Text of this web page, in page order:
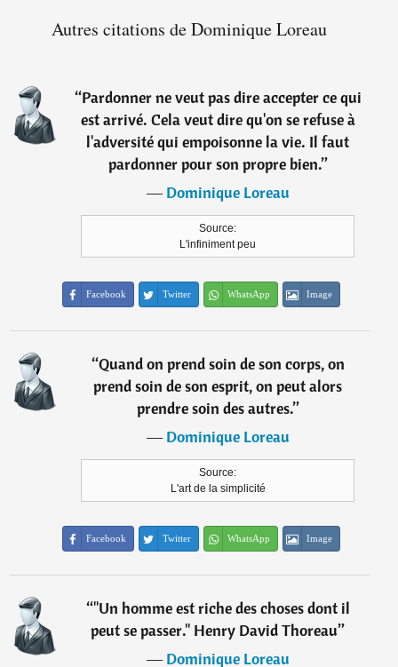
Autres citations de Dominique Loreau
“Pardonner ne veut pas dire accepter ce qui
est arrivé. Cela veut dire qu'on se refuse à
l'adversité qui empoisonne la vie. Il faut
pardonner pour son propre bien.”
―Dominique Loreau
Source:
L'infiniment peu
Facebook Twitter WhatsApp Image
“Quand on prend soin de son corps, on
prend soin de son esprit, on peut alors
prendre soin des autres.”
―Dominique Loreau
Source:
L'art de la simplicité
Facebook Twitter WhatsApp Image
“"Un homme est riche des choses dont il
peut se passer." Henry David Thoreau”
―Dominique Loreau